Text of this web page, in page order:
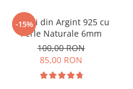
-15%
Cercei din Argint 925 cu
Perle Naturale 6mm
100,00 RON
85,00 RON